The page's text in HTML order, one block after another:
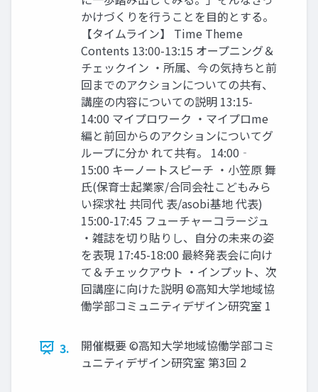
かけづくりを行うことを目的とする。
【タイムライン】 Time Theme
Contents 13:00-13:15 オープニング＆
チェックイン ・所属、今の気持ちと前
回までのアクションについての共有、
講座の内容についての説明 13:15-
14:00 マイプロワーク ・マイプロme
編と前回からのアクションについてグ
ループに分か れて共有。 14:00‐
15:00 キーノートスピーチ ・小笠原 舞
氏(保育士起業家/合同会社こどもみら
い探求社 共同代 表/asobi基地 代表)
15:00-17:45 フューチャーコラージュ
・雑誌を切り貼りし、自分の未来の姿
を表現 17:45-18:00 最終発表会に向け
て＆チェックアウト ・インプット、次
回講座に向けた説明 ©高知大学地域協
働学部コミュニティデザイン研究室 1
3.
開催概要 ©高知大学地域協働学部コミ
ュニティデザイン研究室 第3回 2